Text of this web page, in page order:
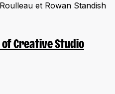
et Rowan Standish
of Creative Studio